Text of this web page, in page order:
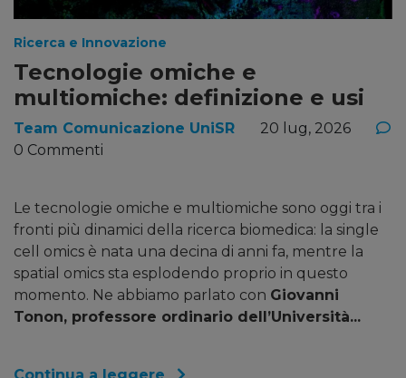
Ricerca e Innovazione
Tecnologie omiche e
multiomiche: definizione e usi
Team Comunicazione UniSR
20 lug, 2026
0 Commenti
Le tecnologie omiche e multiomiche sono oggi tra i
fronti più dinamici della ricerca biomedica: la single
cell omics è nata una decina di anni fa, mentre la
spatial omics sta esplodendo proprio in questo
momento. Ne abbiamo parlato con Giovanni
Tonon, professore ordinario dell’Università...